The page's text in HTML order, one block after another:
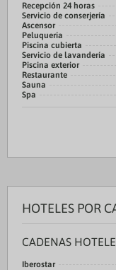
Recepción 24 horas
Servicio de conserjería
Ascensor
Peluquería
Piscina cubierta
Servicio de lavandería
Piscina exterior
Restaurante
Sauna
Spa
HOTELES POR
CADENAS
Iberostar